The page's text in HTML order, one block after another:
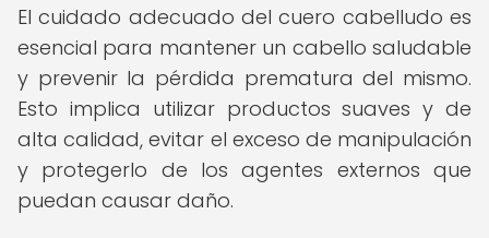
El cuidado adecuado del cuero cabelludo es
esencial para mantener un cabello saludable
y prevenir la pérdida prematura del mismo.
Esto implica utilizar productos suaves y de
alta calidad, evitar el exceso de manipulación
y protegerlo de los agentes externos que
puedan causar daño.